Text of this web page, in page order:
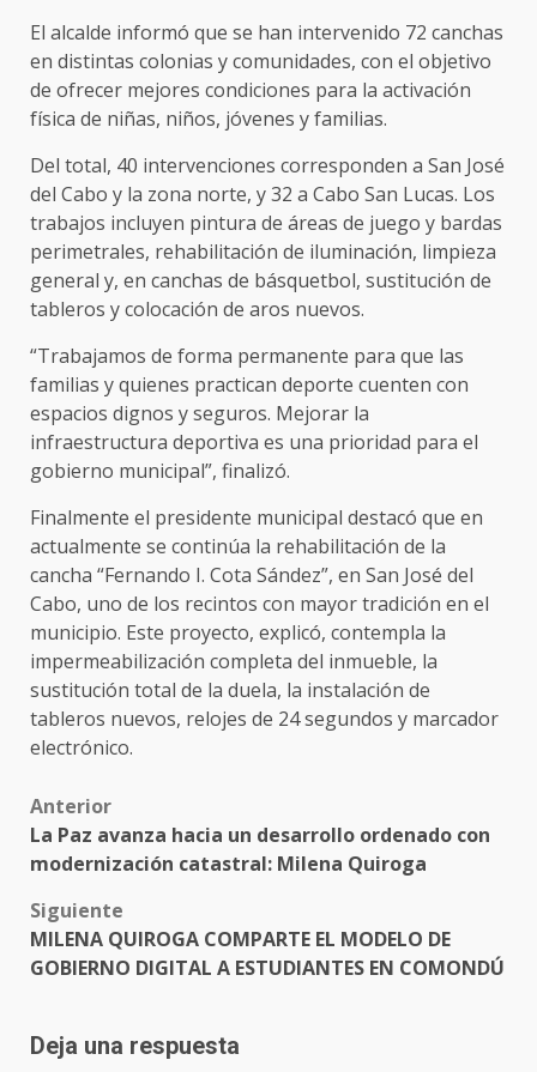
El alcalde informó que se han intervenido 72 canchas
en distintas colonias y comunidades, con el objetivo
de ofrecer mejores condiciones para la activación
física de niñas, niños, jóvenes y familias.
Del total, 40 intervenciones corresponden a San José
del Cabo y la zona norte, y 32 a Cabo San Lucas. Los
trabajos incluyen pintura de áreas de juego y bardas
perimetrales, rehabilitación de iluminación, limpieza
general y, en canchas de básquetbol, sustitución de
tableros y colocación de aros nuevos.
“Trabajamos de forma permanente para que las
familias y quienes practican deporte cuenten con
espacios dignos y seguros. Mejorar la
infraestructura deportiva es una prioridad para el
gobierno municipal”, finalizó.
Finalmente el presidente municipal destacó que en
actualmente se continúa la rehabilitación de la
cancha “Fernando I. Cota Sández”, en San José del
Cabo, uno de los recintos con mayor tradición en el
municipio. Este proyecto, explicó, contempla la
impermeabilización completa del inmueble, la
sustitución total de la duela, la instalación de
tableros nuevos, relojes de 24 segundos y marcador
electrónico.
Post
navigation
Anterior
La Paz avanza hacia un desarrollo ordenado con
modernización catastral: Milena Quiroga
Siguiente
MILENA QUIROGA COMPARTE EL MODELO DE
GOBIERNO DIGITAL A ESTUDIANTES EN COMONDÚ
Deja una respuesta